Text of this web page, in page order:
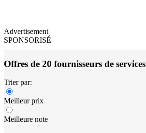
Advertisement
SPONSORISÉ
Offres de 20 fournisseurs de services
Trier par:
Meilleur prix
Meilleure note